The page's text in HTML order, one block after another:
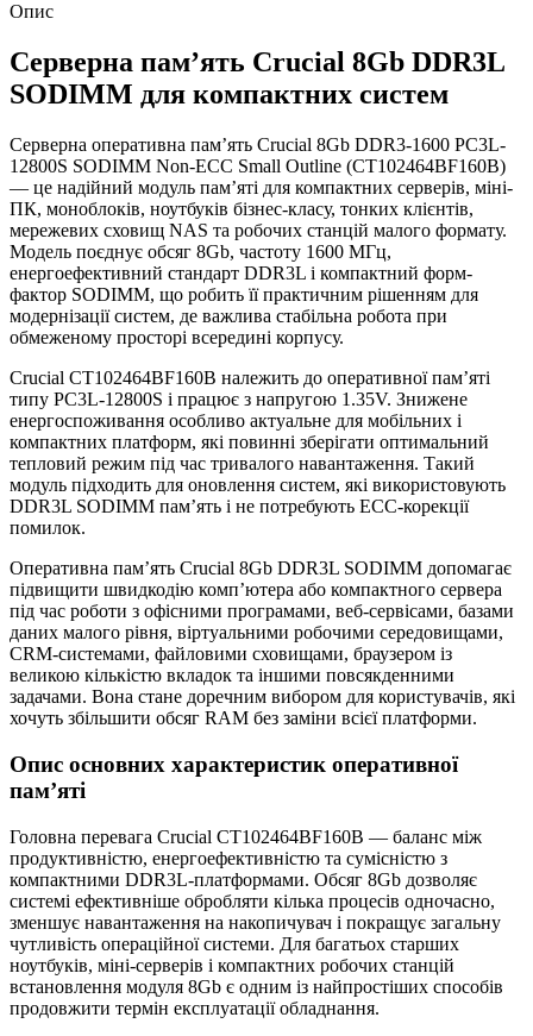
Опис
Серверна пам’ять Crucial 8Gb DDR3L
SODIMM для компактних систем
Серверна оперативна пам’ять Crucial 8Gb DDR3-1600 PC3L-
12800S SODIMM Non-ECC Small Outline (CT102464BF160B)
— це надійний модуль пам’яті для компактних серверів, міні-
ПК, моноблоків, ноутбуків бізнес-класу, тонких клієнтів,
мережевих сховищ NAS та робочих станцій малого формату.
Модель поєднує обсяг 8Gb, частоту 1600 МГц,
енергоефективний стандарт DDR3L і компактний форм-
фактор SODIMM, що робить її практичним рішенням для
модернізації систем, де важлива стабільна робота при
обмеженому просторі всередині корпусу.
Crucial CT102464BF160B належить до оперативної пам’яті
типу PC3L-12800S і працює з напругою 1.35V. Знижене
енергоспоживання особливо актуальне для мобільних і
компактних платформ, які повинні зберігати оптимальний
тепловий режим під час тривалого навантаження. Такий
модуль підходить для оновлення систем, які використовують
DDR3L SODIMM пам’ять і не потребують ECC-корекції
помилок.
Оперативна пам’ять Crucial 8Gb DDR3L SODIMM допомагає
підвищити швидкодію комп’ютера або компактного сервера
під час роботи з офісними програмами, веб-сервісами, базами
даних малого рівня, віртуальними робочими середовищами,
CRM-системами, файловими сховищами, браузером із
великою кількістю вкладок та іншими повсякденними
задачами. Вона стане доречним вибором для користувачів, які
хочуть збільшити обсяг RAM без заміни всієї платформи.
Опис основних характеристик оперативної
пам’яті
Головна перевага Crucial CT102464BF160B — баланс між
продуктивністю, енергоефективністю та сумісністю з
компактними DDR3L-платформами. Обсяг 8Gb дозволяє
системі ефективніше обробляти кілька процесів одночасно,
зменшує навантаження на накопичувач і покращує загальну
чутливість операційної системи. Для багатьох старших
ноутбуків, міні-серверів і компактних робочих станцій
встановлення модуля 8Gb є одним із найпростіших способів
продовжити термін експлуатації обладнання.